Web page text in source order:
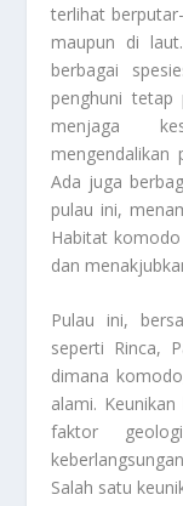
terlihat
maupun di
berbagai
penghuni tetap
menjaga
mengendalikan
Ada juga
pulau ini,
Habitat
dan
Pulau ini,
seperti Rinca,
dimana
alami.
faktor
Salah satu